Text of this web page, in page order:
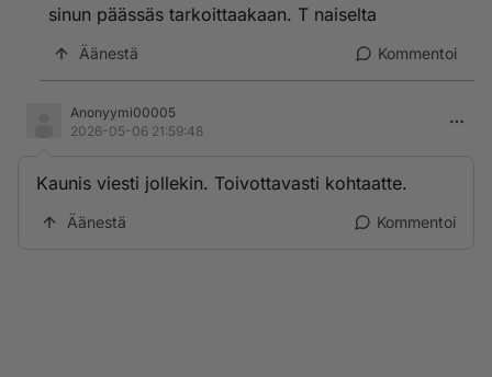
sinun päässäs tarkoittaakaan. T naiselta
Äänestä Kommentoi
Anonyymi00005
2026-05-06 21:59:48
Kaunis viesti jollekin. Toivottavasti kohtaatte.
Äänestä Kommentoi